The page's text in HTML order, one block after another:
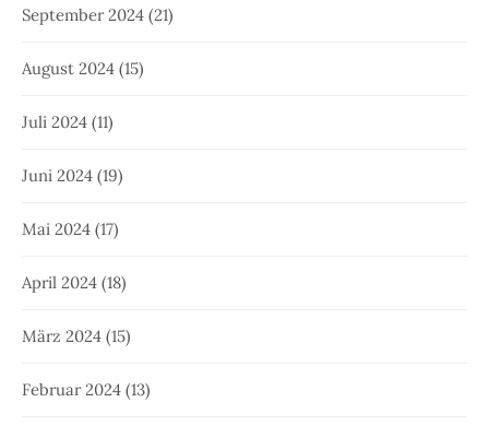
September 2024 (21)
August 2024 (15)
Juli 2024 (11)
Juni 2024 (19)
Mai 2024 (17)
April 2024 (18)
März 2024 (15)
Februar 2024 (13)